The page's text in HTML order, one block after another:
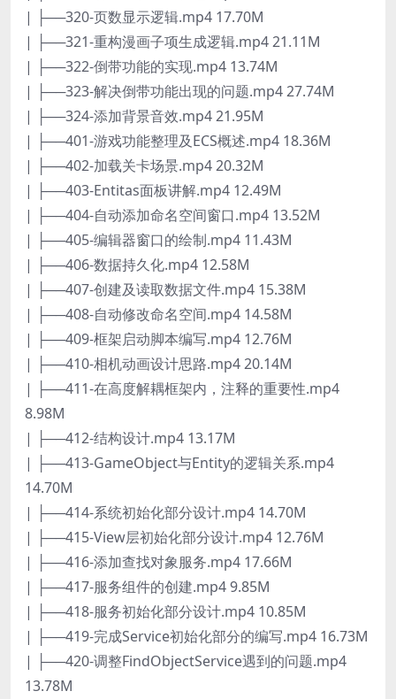
| ├──320-页数显示逻辑.mp4 17.70M
| ├──321-重构漫画子项生成逻辑.mp4 21.11M
| ├──322-倒带功能的实现.mp4 13.74M
| ├──323-解决倒带功能出现的问题.mp4 27.74M
| ├──324-添加背景音效.mp4 21.95M
| ├──401-游戏功能整理及ECS概述.mp4 18.36M
| ├──402-加载关卡场景.mp4 20.32M
| ├──403-Entitas面板讲解.mp4 12.49M
| ├──404-自动添加命名空间窗口.mp4 13.52M
| ├──405-编辑器窗口的绘制.mp4 11.43M
| ├──406-数据持久化.mp4 12.58M
| ├──407-创建及读取数据文件.mp4 15.38M
| ├──408-自动修改命名空间.mp4 14.58M
| ├──409-框架启动脚本编写.mp4 12.76M
| ├──410-相机动画设计思路.mp4 20.14M
| ├──411-在高度解耦框架内，注释的重要性.mp4
8.98M
| ├──412-结构设计.mp4 13.17M
| ├──413-GameObject与Entity的逻辑关系.mp4
14.70M
| ├──414-系统初始化部分设计.mp4 14.70M
| ├──415-View层初始化部分设计.mp4 12.76M
| ├──416-添加查找对象服务.mp4 17.66M
| ├──417-服务组件的创建.mp4 9.85M
| ├──418-服务初始化部分设计.mp4 10.85M
| ├──419-完成Service初始化部分的编写.mp4 16.73M
| ├──420-调整FindObjectService遇到的问题.mp4
13.78M